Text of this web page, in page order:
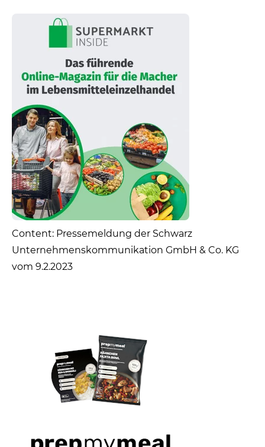
Content: Pressemeldung der Schwarz
Unternehmenskommunikation GmbH & Co. KG
vom 9.2.2023